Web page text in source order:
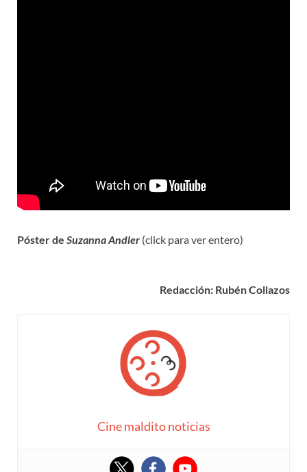
Póster de Suzanna Andler (click para ver entero)
Redacción: Rubén Collazos
Cine maldito noticias